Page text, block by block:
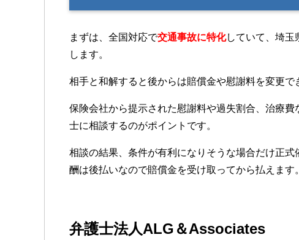
まずは、全国対応で交通事故に特化していて、埼玉
します。
相手と和解すると後からは賠償金や慰謝料を変更で
保険会社から提示された慰謝料や過失割合、治療
士に相談するのがポイントです。
相談の結果、条件が有利になりそうな場合だけ正
酬は後払いなので賠償金を受け取ってから払えます。
弁護士法人ALG＆Associates